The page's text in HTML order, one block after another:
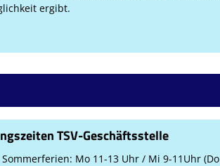
ergibt.
TSV-Geschäftsstelle
Mo 11-13 Uhr / Mi 9-11Uhr (Do